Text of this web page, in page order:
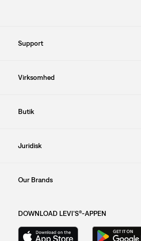
Support
Virksomhed
Butik
Juridisk
Our Brands
DOWNLOAD LEVI'S®-APPEN